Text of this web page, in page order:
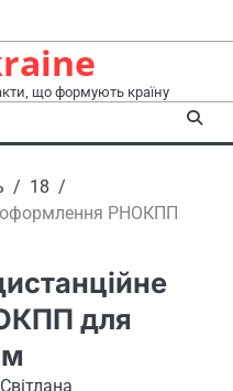
що формують країну
18
оформлення РНОКПП
для